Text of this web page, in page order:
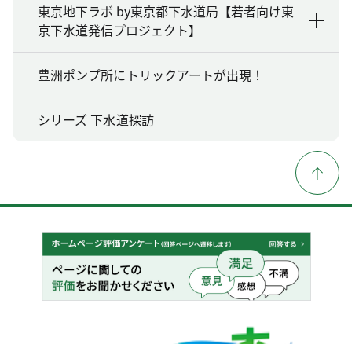
東京地下ラボ by東京都下水道局【若者向け東
京下水道発信プロジェクト】
豊洲ポンプ所にトリックアートが出現！
シリーズ 下水道探訪